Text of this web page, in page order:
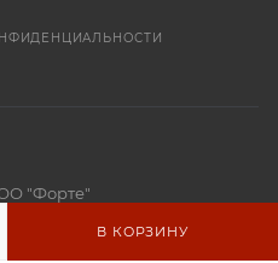
В КОРЗИНУ
"Форте"